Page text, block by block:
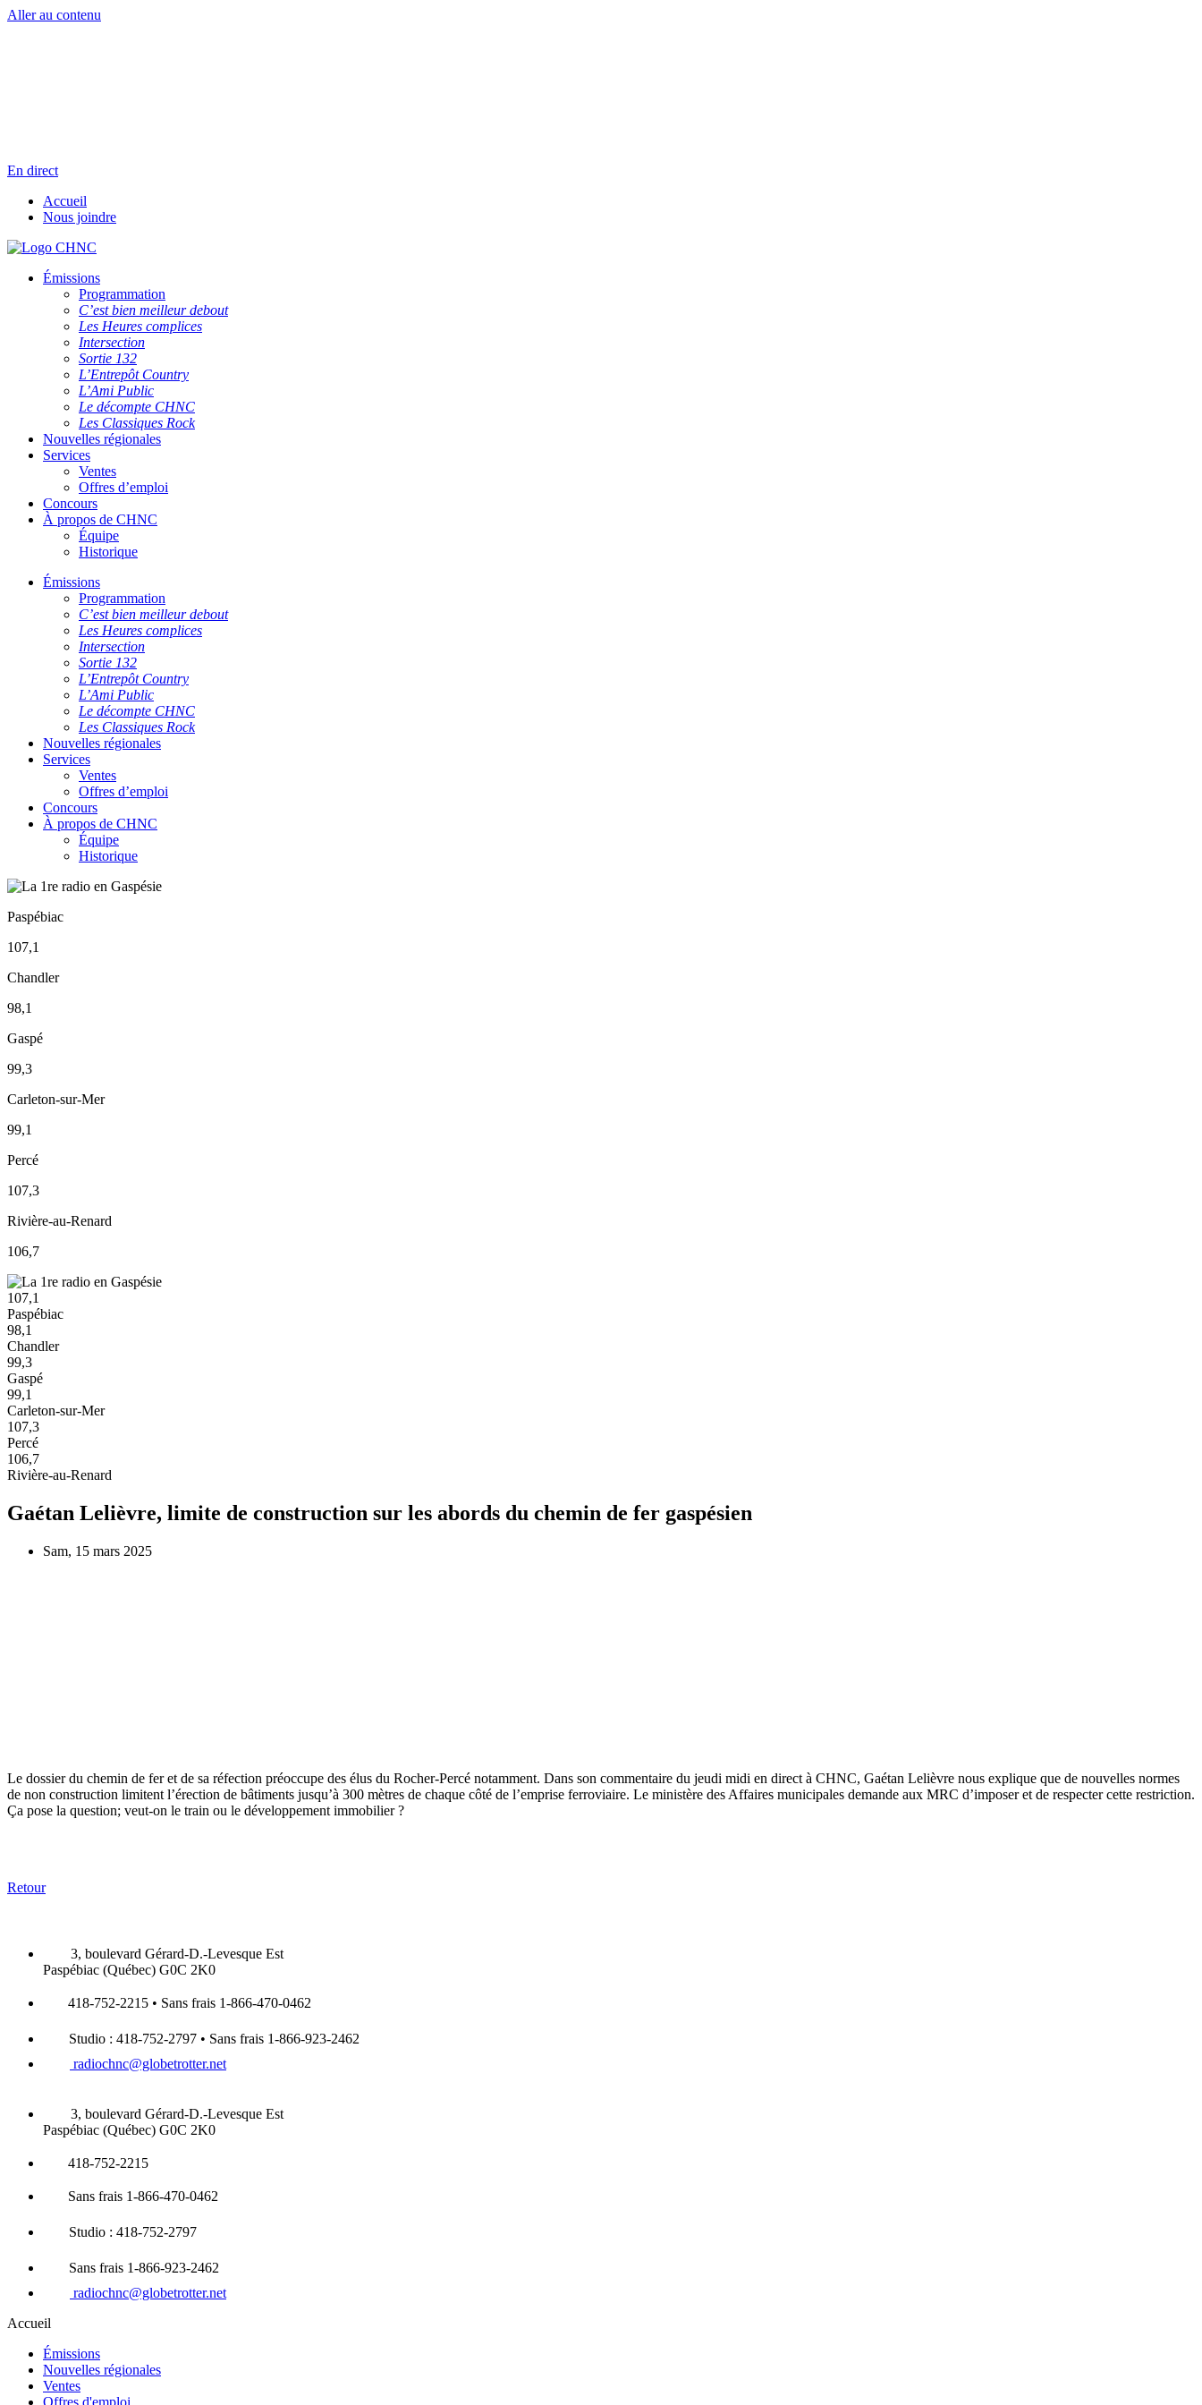
Aller au contenu
En direct
Accueil
Nous joindre
Émissions
Programmation
C’est bien meilleur debout
Les Heures complices
Intersection
Sortie 132
L’Entrepôt Country
L’Ami Public
Le décompte CHNC
Les Classiques Rock
Nouvelles régionales
Services
Ventes
Offres d’emploi
Concours
À propos de CHNC
Équipe
Historique
Émissions
Programmation
C’est bien meilleur debout
Les Heures complices
Intersection
Sortie 132
L’Entrepôt Country
L’Ami Public
Le décompte CHNC
Les Classiques Rock
Nouvelles régionales
Services
Ventes
Offres d’emploi
Concours
À propos de CHNC
Équipe
Historique
Paspébiac
107,1
Chandler
98,1
Gaspé
99,3
Carleton-sur-Mer
99,1
Percé
107,3
Rivière-au-Renard
106,7
107,1
Paspébiac
98,1
Chandler
99,3
Gaspé
99,1
Carleton-sur-Mer
107,3
Percé
106,7
Rivière-au-Renard
Gaétan Lelièvre, limite de construction sur les abords du chemin de fer gaspésien
Sam, 15 mars 2025
Le dossier du chemin de fer et de sa réfection préoccupe des élus du Rocher-Percé notamment. Dans son commentaire du jeudi midi en direct à CHNC, Gaétan Lelièvre nous explique que de nouvelles normes
de non construction limitent l’érection de bâtiments jusqu’à 300 mètres de chaque côté de l’emprise ferroviaire. Le ministère des Affaires municipales demande aux MRC d’imposer et de respecter cette restriction.
Ça pose la question; veut-on le train ou le développement immobilier ?
Retour
3, boulevard Gérard-D.-Levesque Est
Paspébiac (Québec) G0C 2K0
418-752-2215 • Sans frais 1-866-470-0462
Studio : 418-752-2797 • Sans frais 1-866-923-2462
radiochnc@globetrotter.net
3, boulevard Gérard-D.-Levesque Est
Paspébiac (Québec) G0C 2K0
418-752-2215
Sans frais 1-866-470-0462
Studio : 418-752-2797
Sans frais 1-866-923-2462
radiochnc@globetrotter.net
Accueil
Émissions
Nouvelles régionales
Ventes
Offres d'emploi